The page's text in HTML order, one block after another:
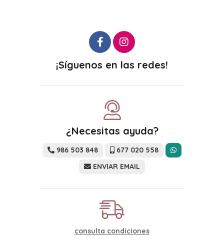
¡Síguenos en las redes!
¿Necesitas ayuda?
986 503 848
677 020 558
ENVIAR EMAIL
consulta condiciones